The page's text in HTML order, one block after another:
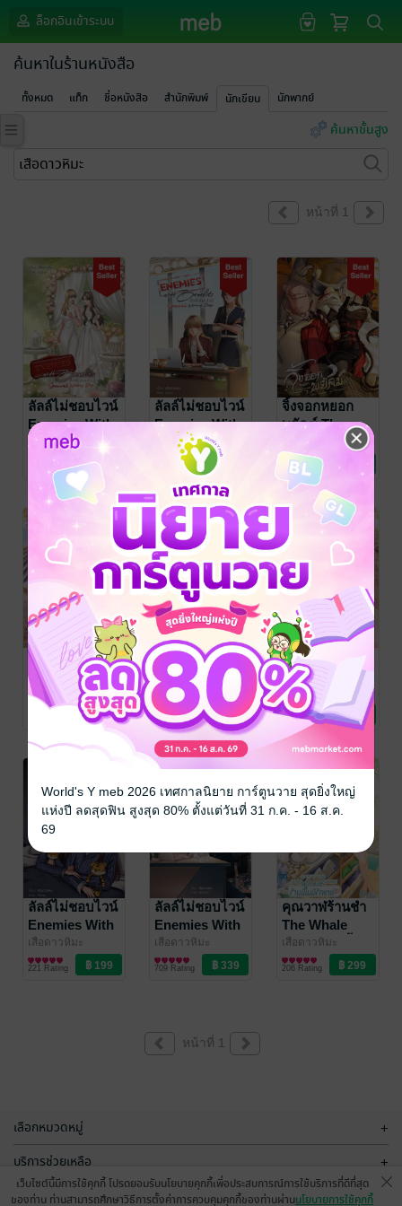
ล็อกอินเข้าระบบ
ค้นหาในร้านหนังสือ
ทั้งหมด แท็ก ชื่อหนังสือ สำนักพิมพ์ นักเขียน นักพากย์
ค้นหาขั้นสูง
หน้าที่ 1
ลัลล์ไม่ชอบไวน์
Enemies With
Benefits
Special
Wedding Day
เสือดาวหิมะ
นิยาย Girl
Love/Yuri
42 Rating
ลัลล์ไม่ชอบไวน์
Enemies With
Benefits
Special
Working Days
เสือดาวหิมะ
นิยาย Girl
Love/Yuri
57 Rating
จิ้งจอกหยอก
พยัคฆ์ The
Guardian
Spirit
เสือดาวหิมะ
นิยาย Girl
Love/Yuri
32 Rating
นิลเป็นพญานาค
How to be the
Great Naga
เสือดาวหิมะ
นิยาย Girl
ลัลล์ไม่ชอบไวน์
Enemies With
Benefits ตอน
พิเศษ ละคร
เสียง [Audio
Drama] :
Hidden
เสือดาวหิมะ
นิยาย Girl
Love/Yuri
60 Rating
ขนมปังชีสเนย
Bake love
feelings
เสือดาวหิมะ
นิยาย Girl
Love/Yuri
132 Rating
ลัลล์ไม่ชอบไวน์
Enemies With
Benefits
Special !
เสือดาวหิมะ
นิยาย Girl
Love/Yuri
221 Rating
ลัลล์ไม่ชอบไวน์
Enemies With
Benefits
เสือดาวหิมะ
นิยาย Girl
Love/Yuri
709 Rating
คุณวาฬร้านชำ
The Whale
Store ร้านนี้
ไม่มีรักขาย
เสือดาวหิมะ
นิยาย Girl
Love/Yuri
206 Rating
หน้าที่ 1
เลือกหมวดหมู่ +
บริการช่วยเหลือ +
เกี่ยวกับเรา
เว็บไซต์นี้มีการใช้คุกกี้ โปรดยอมรับนโยบายคุกกี้เพื่อประสบการณ์การใช้บริการที่ดีที่สุด
ของท่าน ท่านสามารถศึกษาวิธีการตั้งค่าการควบคุมคุกกี้ของท่านผ่านนโยบายการใช้คุกกี้
World's Y meb 2026 เทศกาลนิยาย การ์ตูนวาย สุดยิ่งใหญ่
แห่งปี ลดสุดฟิน สูงสุด 80% ตั้งแต่วันที่ 31 ก.ค. - 16 ส.ค.
69